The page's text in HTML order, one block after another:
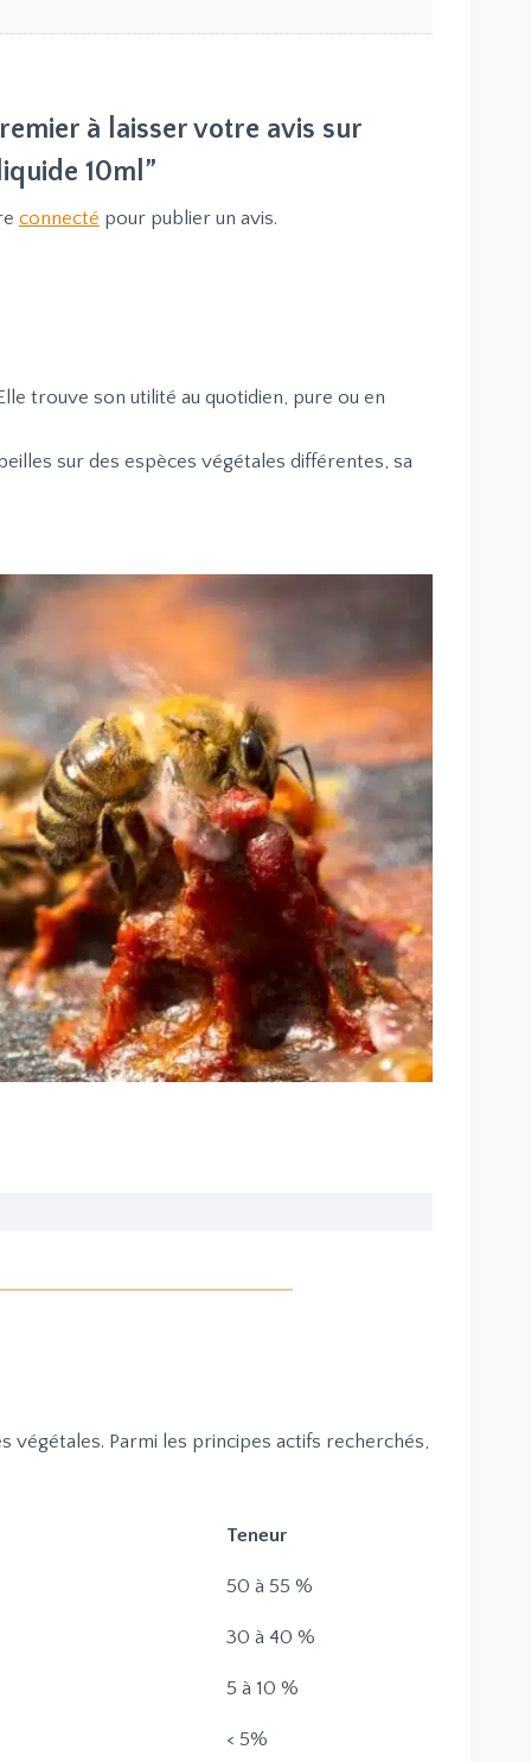
à laisser votre avis sur
10ml”
connecté pour publier un avis.
trouve son utilité au quotidien, pure ou en
sur des espèces végétales différentes, sa
Parmi les principes actifs recherchés,
Teneur
50 à 55 %
30 à 40 %
5 à 10 %
< 5%